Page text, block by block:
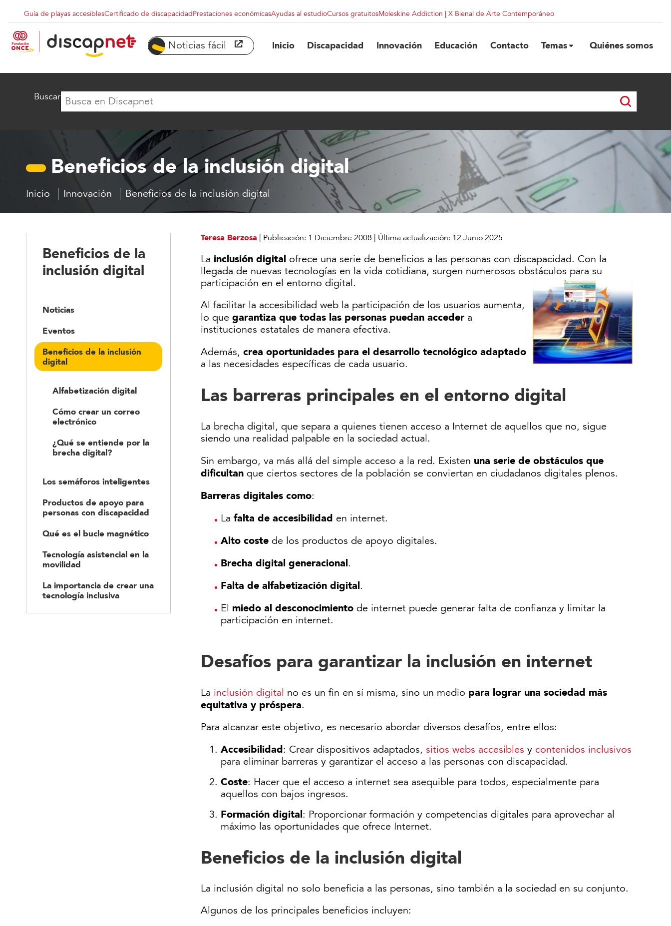
Menu superior destacados
Guía de playas accesiblesCertificado de discapacidadPrestaciones económicasAyudas al estudioCursos gratuitosMoleskine Addiction | X Bienal de Arte Contemporáneo
Noticias fácil abre en ventana nueva
Inicio Discapacidad Innovación Educación Contacto Temas Quiénes somos
Buscar
Beneficios de la inclusión digital
Inicio Innovación Beneficios de la inclusión digital
Beneficios de la
inclusión digital
Noticias
Eventos
Beneficios de la inclusión
digital
Alfabetización digital
Cómo crear un correo
electrónico
¿Qué se entiende por la
brecha digital?
Los semáforos inteligentes
Productos de apoyo para
personas con discapacidad
Qué es el bucle magnético
Tecnología asistencial en la
movilidad
La importancia de crear una
tecnología inclusiva
Teresa Berzosa | Publicación: 1 Diciembre 2008 | Última actualización: 12 Junio 2025
La inclusión digital ofrece una serie de beneficios a las personas con discapacidad. Con la
llegada de nuevas tecnologías en la vida cotidiana, surgen numerosos obstáculos para su
participación en el entorno digital.
Al facilitar la accesibilidad web la participación de los usuarios aumenta,
lo que garantiza que todas las personas puedan acceder a
instituciones estatales de manera efectiva.
Además, crea oportunidades para el desarrollo tecnológico adaptado
a las necesidades específicas de cada usuario.
Las barreras principales en el entorno digital
La brecha digital, que separa a quienes tienen acceso a Internet de aquellos que no, sigue
siendo una realidad palpable en la sociedad actual.
Sin embargo, va más allá del simple acceso a la red. Existen una serie de obstáculos que
dificultan que ciertos sectores de la población se conviertan en ciudadanos digitales plenos.
Barreras digitales como:
La falta de accesibilidad en internet.
Alto coste de los productos de apoyo digitales.
Brecha digital generacional.
Falta de alfabetización digital.
El miedo al desconocimiento de internet puede generar falta de confianza y limitar la
participación en internet.
Desafíos para garantizar la inclusión en internet
La inclusión digital no es un fin en sí misma, sino un medio para lograr una sociedad más
equitativa y próspera.
Para alcanzar este objetivo, es necesario abordar diversos desafíos, entre ellos:
Accesibilidad: Crear dispositivos adaptados, sitios webs accesibles y contenidos inclusivos
para eliminar barreras y garantizar el acceso a las personas con discapacidad.
Coste: Hacer que el acceso a internet sea asequible para todos, especialmente para
aquellos con bajos ingresos.
Formación digital: Proporcionar formación y competencias digitales para aprovechar al
máximo las oportunidades que ofrece Internet.
Beneficios de la inclusión digital
La inclusión digital no solo beneficia a las personas, sino también a la sociedad en su conjunto.
Algunos de los principales beneficios incluyen: